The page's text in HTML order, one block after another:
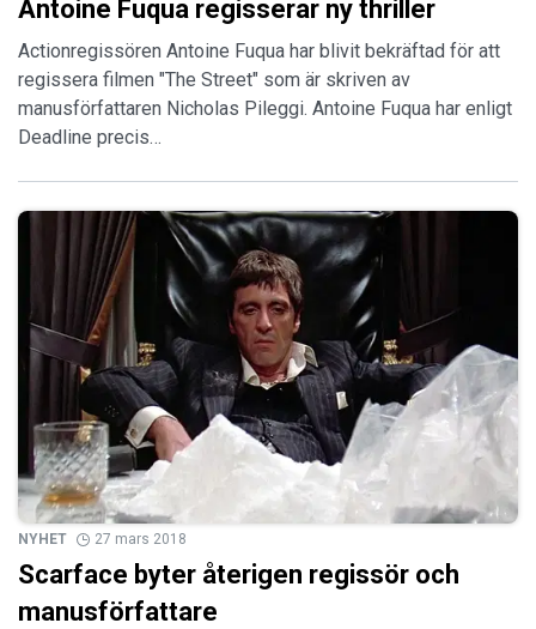
Antoine Fuqua regisserar ny thriller
Actionregissören Antoine Fuqua har blivit bekräftad för att
regissera filmen "The Street" som är skriven av
manusförfattaren Nicholas Pileggi. Antoine Fuqua har enligt
Deadline precis…
NYHET 27 mars 2018
Scarface byter återigen regissör och
manusförfattare